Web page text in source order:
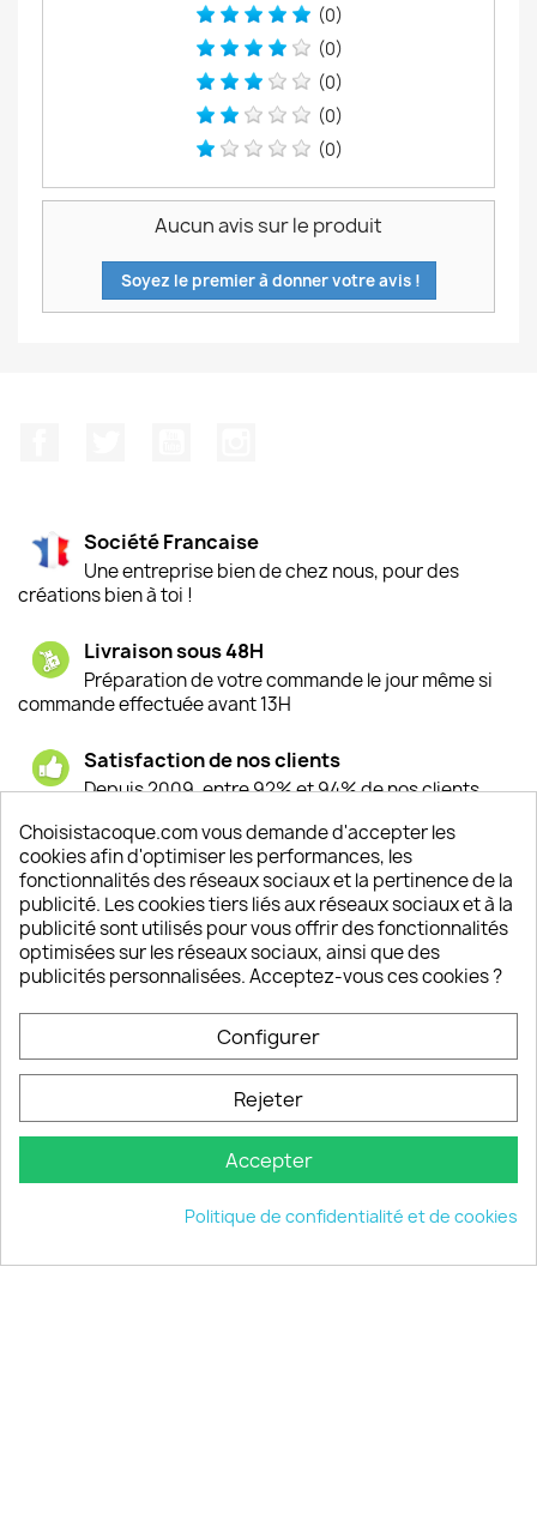
(0)
(0)
(0)
(0)
(0)
Aucun avis sur le produit
Soyez le premier à donner votre avis !
Société Francaise
Une entreprise bien de chez nous, pour des
créations bien à toi !
Livraison sous 48H
Préparation de votre commande le jour même si
commande effectuée avant 13H
Satisfaction de nos clients
Depuis 2009, entre 92% et 94% de nos clients
Un SAV à votre écoute
Notre SAV est disponible 6/7J de 10h à 18H
INFORMATIONS 
VOTRE COMPTE 
INFORMATIONS keyboard_arrow_down
© 2026 - choisistacoque.com
Choisistacoque.com vous demande d'accepter les
cookies afin d'optimiser les performances, les
fonctionnalités des réseaux sociaux et la pertinence de la
publicité. Les cookies tiers liés aux réseaux sociaux et à la
publicité sont utilisés pour vous offrir des fonctionnalités
optimisées sur les réseaux sociaux, ainsi que des
publicités personnalisées. Acceptez-vous ces cookies ?
Configurer
Rejeter
Accepter
Politique de confidentialité et de cookies